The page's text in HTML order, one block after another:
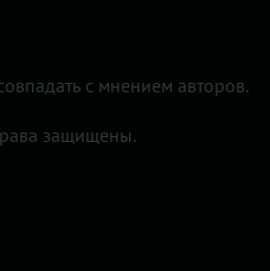
с мнением авторов.
защищены.